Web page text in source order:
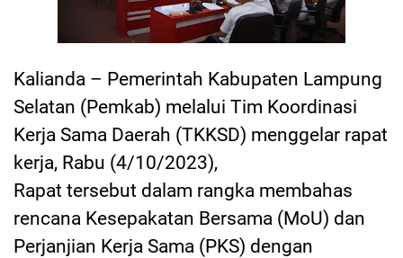
Kalianda – Pemerintah Kabupaten Lampung
Selatan (Pemkab) melalui Tim Koordinasi
Kerja Sama Daerah (TKKSD) menggelar rapat
kerja, Rabu (4/10/2023),
Rapat tersebut dalam rangka membahas
rencana Kesepakatan Bersama (MoU) dan
Perjanjian Kerja Sama (PKS) dengan